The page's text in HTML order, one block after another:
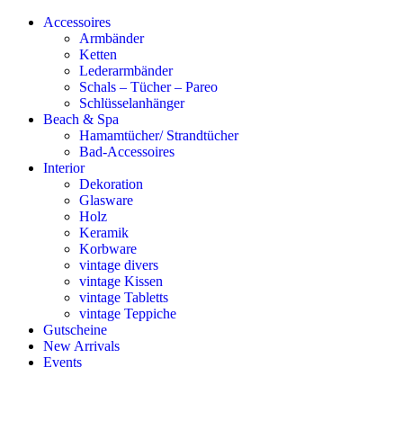
Accessoires
Armbänder
Ketten
Lederarmbänder
Schals – Tücher – Pareo
Schlüsselanhänger
Beach & Spa
Hamamtücher/ Strandtücher
Bad-Accessoires
Interior
Dekoration
Glasware
Holz
Keramik
Korbware
vintage divers
vintage Kissen
vintage Tabletts
vintage Teppiche
Gutscheine
New Arrivals
Events